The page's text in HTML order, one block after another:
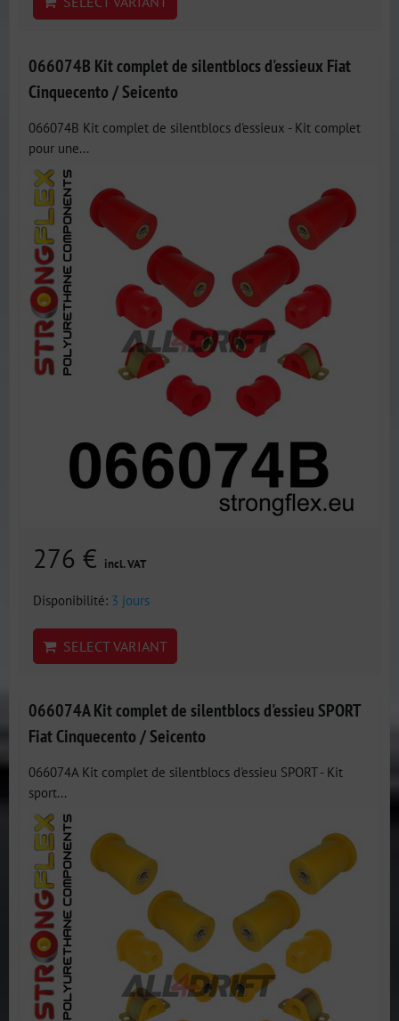
066074B Kit complet de silentblocs d'essieux Fiat
Cinquecento / Seicento
066074B Kit complet de silentblocs d'essieux - Kit complet
pour une...
276 € incl. VAT
Disponibilité: 3 jours
SELECT VARIANT
066074A Kit complet de silentblocs d'essieu SPORT
Fiat Cinquecento / Seicento
066074A Kit complet de silentblocs d'essieu SPORT - Kit
sport...